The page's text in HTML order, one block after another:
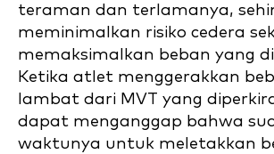
teraman dan terlamanya,
meminimalkan risiko cedera
memaksimalkan beban yang
Ketika atlet menggerakkan
lambat dari MVT yang
dapat menganggap bahwa
waktunya untuk meletakkan